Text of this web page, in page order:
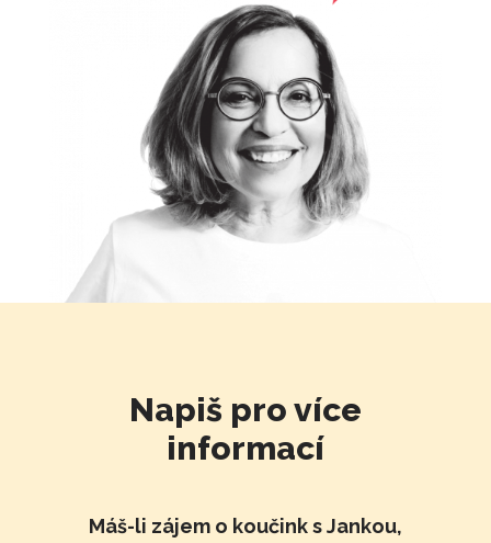
Napiš pro více
informací
Máš-li zájem o koučink s Jankou,